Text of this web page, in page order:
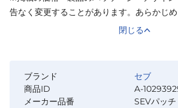
告なく変更することがあります。あらかじめ
閉じる
ブランド
セブ
商品ID
A-
メーカー品番
SEVパッチ